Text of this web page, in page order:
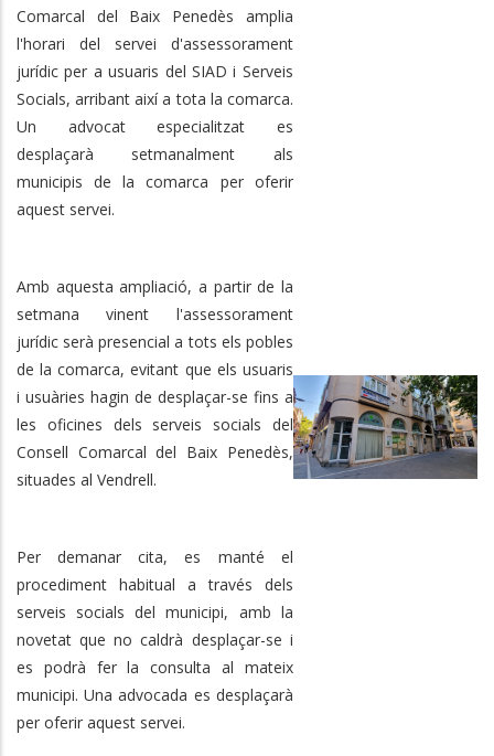
Comarcal del Baix Penedès amplia
l'horari del servei d'assessorament
jurídic per a usuaris del SIAD i Serveis
Socials, arribant així a tota la comarca.
Un advocat especialitzat es
desplaçarà setmanalment als
municipis de la comarca per oferir
aquest servei.
Amb aquesta ampliació, a partir de la
setmana vinent l'assessorament
jurídic serà presencial a tots els pobles
de la comarca, evitant que els usuaris
i usuàries hagin de desplaçar-se fins a
les oficines dels serveis socials del
Consell Comarcal del Baix Penedès,
situades al Vendrell.
Per demanar cita, es manté el
procediment habitual a través dels
serveis socials del municipi, amb la
novetat que no caldrà desplaçar-se i
es podrà fer la consulta al mateix
municipi. Una advocada es desplaçarà
per oferir aquest servei.